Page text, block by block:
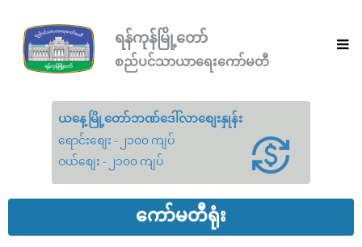
ရန်ကုန်မြို့တော်
စည်ပင်သာယာရေးကော်မတီ
ယနေ့မြို့တော်ဘဏ်ဒေါ်လာစျေးနှုန်း
ရောင်းစျေး - ၂၁၀၀ ကျပ်
ဝယ်စျေး - ၂၁၀၀ ကျပ်
ကော်မတီရုံး